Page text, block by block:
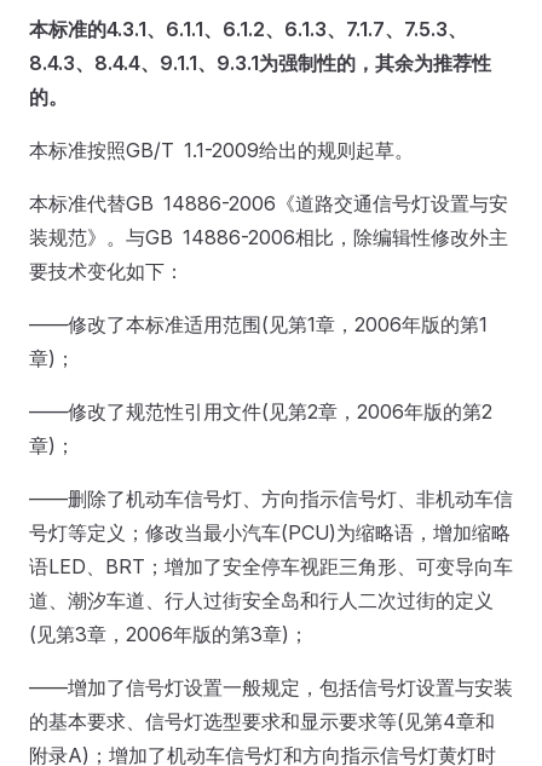
本标准的4.3.1、6.1.1、6.1.2、6.1.3、7.1.7、7.5.3、
8.4.3、8.4.4、9.1.1、9.3.1为强制性的，其余为推荐性
的。
本标准按照GB/T 1.1-2009给出的规则起草。
本标准代替GB 14886-2006《道路交通信号灯设置与安
装规范》。与GB 14886-2006相比，除编辑性修改外主
要技术变化如下：
——修改了本标准适用范围(见第1章，2006年版的第1
章)；
——修改了规范性引用文件(见第2章，2006年版的第2
章)；
——删除了机动车信号灯、方向指示信号灯、非机动车信
号灯等定义；修改当最小汽车(PCU)为缩略语，增加缩略
语LED、BRT；增加了安全停车视距三角形、可变导向车
道、潮汐车道、行人过街安全岛和行人二次过街的定义
(见第3章，2006年版的第3章)；
——增加了信号灯设置一般规定，包括信号灯设置与安装
的基本要求、信号灯选型要求和显示要求等(见第4章和
附录A)；增加了机动车信号灯和方向指示信号灯黄灯时